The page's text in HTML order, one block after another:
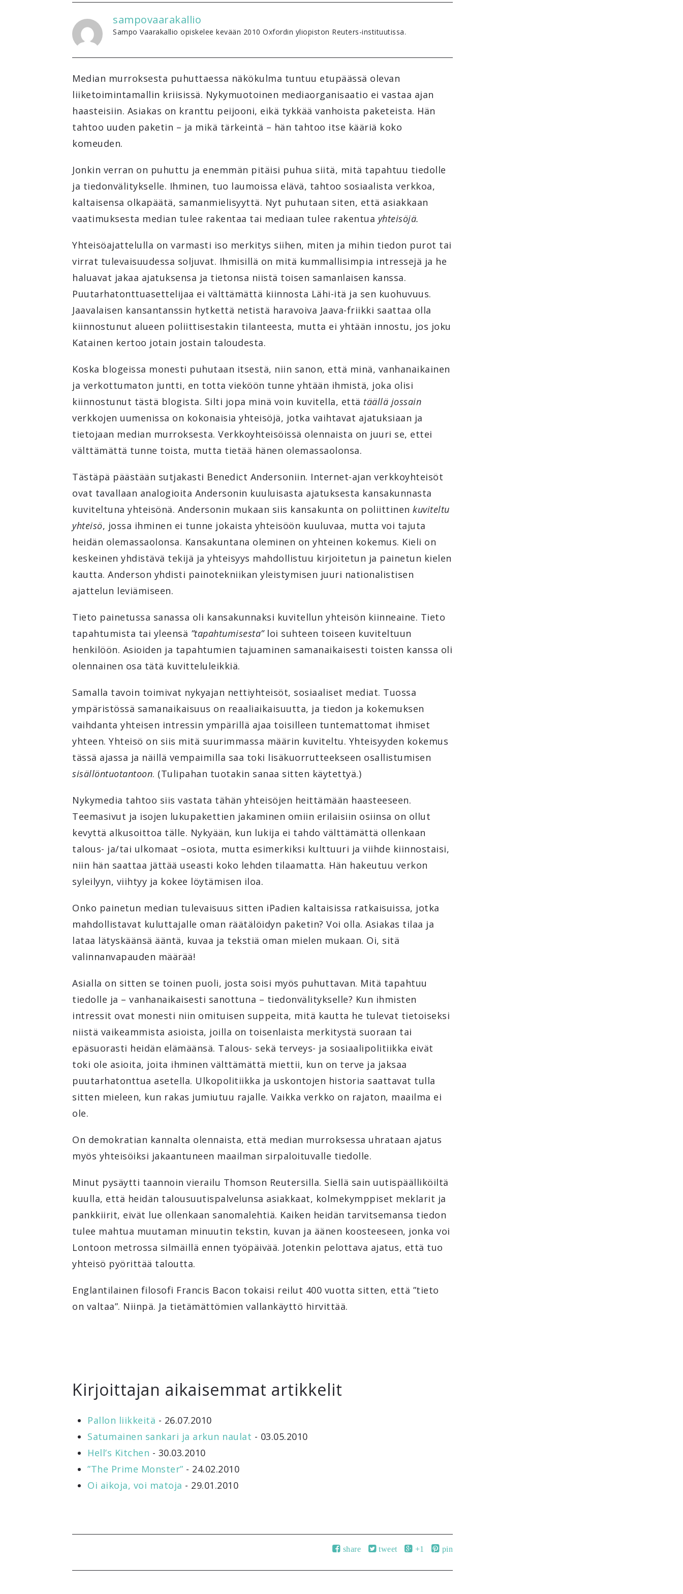
sampovaarakallio
Sampo Vaarakallio opiskelee kevään 2010 Oxfordin yliopiston Reuters-instituutissa.
Median murroksesta puhuttaessa näkökulma tuntuu etupäässä olevan
liiketoimintamallin kriisissä. Nykymuotoinen mediaorganisaatio ei vastaa ajan
haasteisiin. Asiakas on kranttu peijooni, eikä tykkää vanhoista paketeista. Hän
tahtoo uuden paketin – ja mikä tärkeintä – hän tahtoo itse kääriä koko
komeuden.
Jonkin verran on puhuttu ja enemmän pitäisi puhua siitä, mitä tapahtuu tiedolle
ja tiedonvälitykselle. Ihminen, tuo laumoissa elävä, tahtoo sosiaalista verkkoa,
kaltaisensa olkapäätä, samanmielisyyttä. Nyt puhutaan siten, että asiakkaan
vaatimuksesta median tulee rakentaa tai mediaan tulee rakentua yhteisöjä.
Yhteisöajattelulla on varmasti iso merkitys siihen, miten ja mihin tiedon purot tai
virrat tulevaisuudessa soljuvat. Ihmisillä on mitä kummallisimpia intressejä ja he
haluavat jakaa ajatuksensa ja tietonsa niistä toisen samanlaisen kanssa.
Puutarhatonttuasettelijaa ei välttämättä kiinnosta Lähi-itä ja sen kuohuvuus.
Jaavalaisen kansantanssin hytkettä netistä haravoiva Jaava-friikki saattaa olla
kiinnostunut alueen poliittisestakin tilanteesta, mutta ei yhtään innostu, jos joku
Katainen kertoo jotain jostain taloudesta.
Koska blogeissa monesti puhutaan itsestä, niin sanon, että minä, vanhanaikainen
ja verkottumaton juntti, en totta vieköön tunne yhtään ihmistä, joka olisi
kiinnostunut tästä blogista. Silti jopa minä voin kuvitella, että täällä jossain
verkkojen uumenissa on kokonaisia yhteisöjä, jotka vaihtavat ajatuksiaan ja
tietojaan median murroksesta. Verkkoyhteisöissä olennaista on juuri se, ettei
välttämättä tunne toista, mutta tietää hänen olemassaolonsa.
Tästäpä päästään sutjakasti Benedict Andersoniin. Internet-ajan verkkoyhteisöt
ovat tavallaan analogioita Andersonin kuuluisasta ajatuksesta kansakunnasta
kuviteltuna yhteisönä. Andersonin mukaan siis kansakunta on poliittinen kuviteltu
yhteisö, jossa ihminen ei tunne jokaista yhteisöön kuuluvaa, mutta voi tajuta
heidän olemassaolonsa. Kansakuntana oleminen on yhteinen kokemus. Kieli on
keskeinen yhdistävä tekijä ja yhteisyys mahdollistuu kirjoitetun ja painetun kielen
kautta. Anderson yhdisti painotekniikan yleistymisen juuri nationalistisen
ajattelun leviämiseen.
Tieto painetussa sanassa oli kansakunnaksi kuvitellun yhteisön kiinneaine. Tieto
tapahtumista tai yleensä ”tapahtumisesta” loi suhteen toiseen kuviteltuun
henkilöön. Asioiden ja tapahtumien tajuaminen samanaikaisesti toisten kanssa oli
olennainen osa tätä kuvitteluleikkiä.
Samalla tavoin toimivat nykyajan nettiyhteisöt, sosiaaliset mediat. Tuossa
ympäristössä samanaikaisuus on reaaliaikaisuutta, ja tiedon ja kokemuksen
vaihdanta yhteisen intressin ympärillä ajaa toisilleen tuntemattomat ihmiset
yhteen. Yhteisö on siis mitä suurimmassa määrin kuviteltu. Yhteisyyden kokemus
tässä ajassa ja näillä vempaimilla saa toki lisäkuorrutteekseen osallistumisen
sisällöntuotantoon. (Tulipahan tuotakin sanaa sitten käytettyä.)
Nykymedia tahtoo siis vastata tähän yhteisöjen heittämään haasteeseen.
Teemasivut ja isojen lukupakettien jakaminen omiin erilaisiin osiinsa on ollut
kevyttä alkusoittoa tälle. Nykyään, kun lukija ei tahdo välttämättä ollenkaan
talous- ja/tai ulkomaat –osiota, mutta esimerkiksi kulttuuri ja viihde kiinnostaisi,
niin hän saattaa jättää useasti koko lehden tilaamatta. Hän hakeutuu verkon
syleilyyn, viihtyy ja kokee löytämisen iloa.
Onko painetun median tulevaisuus sitten iPadien kaltaisissa ratkaisuissa, jotka
mahdollistavat kuluttajalle oman räätälöidyn paketin? Voi olla. Asiakas tilaa ja
lataa lätyskäänsä ääntä, kuvaa ja tekstiä oman mielen mukaan. Oi, sitä
valinnanvapauden määrää!
Asialla on sitten se toinen puoli, josta soisi myös puhuttavan. Mitä tapahtuu
tiedolle ja – vanhanaikaisesti sanottuna – tiedonvälitykselle? Kun ihmisten
intressit ovat monesti niin omituisen suppeita, mitä kautta he tulevat tietoiseksi
niistä vaikeammista asioista, joilla on toisenlaista merkitystä suoraan tai
epäsuorasti heidän elämäänsä. Talous- sekä terveys- ja sosiaalipolitiikka eivät
toki ole asioita, joita ihminen välttämättä miettii, kun on terve ja jaksaa
puutarhatonttua asetella. Ulkopolitiikka ja uskontojen historia saattavat tulla
sitten mieleen, kun rakas jumiutuu rajalle. Vaikka verkko on rajaton, maailma ei
ole.
On demokratian kannalta olennaista, että median murroksessa uhrataan ajatus
myös yhteisöiksi jakaantuneen maailman sirpaloituvalle tiedolle.
Minut pysäytti taannoin vierailu Thomson Reutersilla. Siellä sain uutispäälliköiltä
kuulla, että heidän talousuutispalvelunsa asiakkaat, kolmekymppiset meklarit ja
pankkiirit, eivät lue ollenkaan sanomalehtiä. Kaiken heidän tarvitsemansa tiedon
tulee mahtua muutaman minuutin tekstin, kuvan ja äänen koosteeseen, jonka voi
Lontoon metrossa silmäillä ennen työpäivää. Jotenkin pelottava ajatus, että tuo
yhteisö pyörittää taloutta.
Englantilainen filosofi Francis Bacon tokaisi reilut 400 vuotta sitten, että ”tieto
on valtaa”. Niinpä. Ja tietämättömien vallankäyttö hirvittää.
Kirjoittajan aikaisemmat artikkelit
Pallon liikkeitä - 26.07.2010
Satumainen sankari ja arkun naulat - 03.05.2010
Hell’s Kitchen - 30.03.2010
”The Prime Monster” - 24.02.2010
Oi aikoja, voi matoja - 29.01.2010
share tweet +1 pin